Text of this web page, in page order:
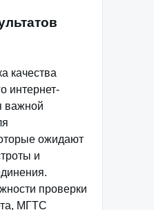
качества
интернет-
важной
ожидают
и
проверки
МГТС